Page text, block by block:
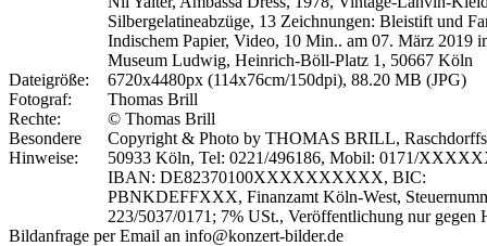
Silbergelatineabzüge, 13 Zeichnungen: Bleistift und
Indischem Papier, Video, 10 Min.. am 07. März 2019
Museum Ludwig, Heinrich-Böll-Platz 1, 50667 Köln
Dateigröße:
6720x4480px (114x76cm/150dpi), 88.20 MB (JPG)
Fotograf:
Thomas Brill
Rechte:
© Thomas Brill
Besondere
Hinweise:
Copyright & Photo by THOMAS BRILL,
50933 Köln, Tel: 0221/496186, Mobil: 0171/
IBAN: DE82370100XXXXXXXXXX, BIC:
PBNKDEFFXXX, Finanzamt Köln-West,
223/5037/0171; 7% USt., Veröffentlichung nur gegen
Bildanfrage per Email an info@konzert-bilder.de